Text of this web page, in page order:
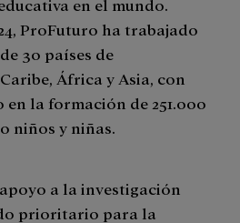
en el mundo.
ProFuturo ha trabajado
30 países de
África y Asia, con
la formación de 251.000
niños y niñas.
a la investigación
prioritario para la